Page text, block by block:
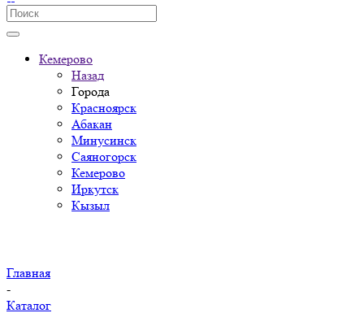
Кемерово
Назад
Города
Красноярск
Абакан
Минусинск
Саяногорск
Кемерово
Иркутск
Кызыл
Главная
-
Каталог